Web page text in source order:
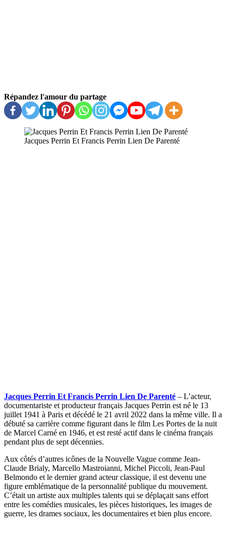
Répandez l'amour du partage
Jacques Perrin Et Francis Perrin Lien De Parenté
Jacques Perrin Et Francis Perrin Lien De Parenté – L’acteur,
documentariste et producteur français Jacques Perrin est né le 13
juillet 1941 à Paris et décédé le 21 avril 2022 dans la même ville. Il a
débuté sa carrière comme figurant dans le film Les Portes de la nuit
de Marcel Carné en 1946, et est resté actif dans le cinéma français
pendant plus de sept décennies.
Aux côtés d’autres icônes de la Nouvelle Vague comme Jean-
Claude Brialy, Marcello Mastroianni, Michel Piccoli, Jean-Paul
Belmondo et le dernier grand acteur classique, il est devenu une
figure emblématique de la personnalité publique du mouvement.
C’était un artiste aux multiples talents qui se déplaçait sans effort
entre les comédies musicales, les pièces historiques, les images de
guerre, les drames sociaux, les documentaires et bien plus encore.